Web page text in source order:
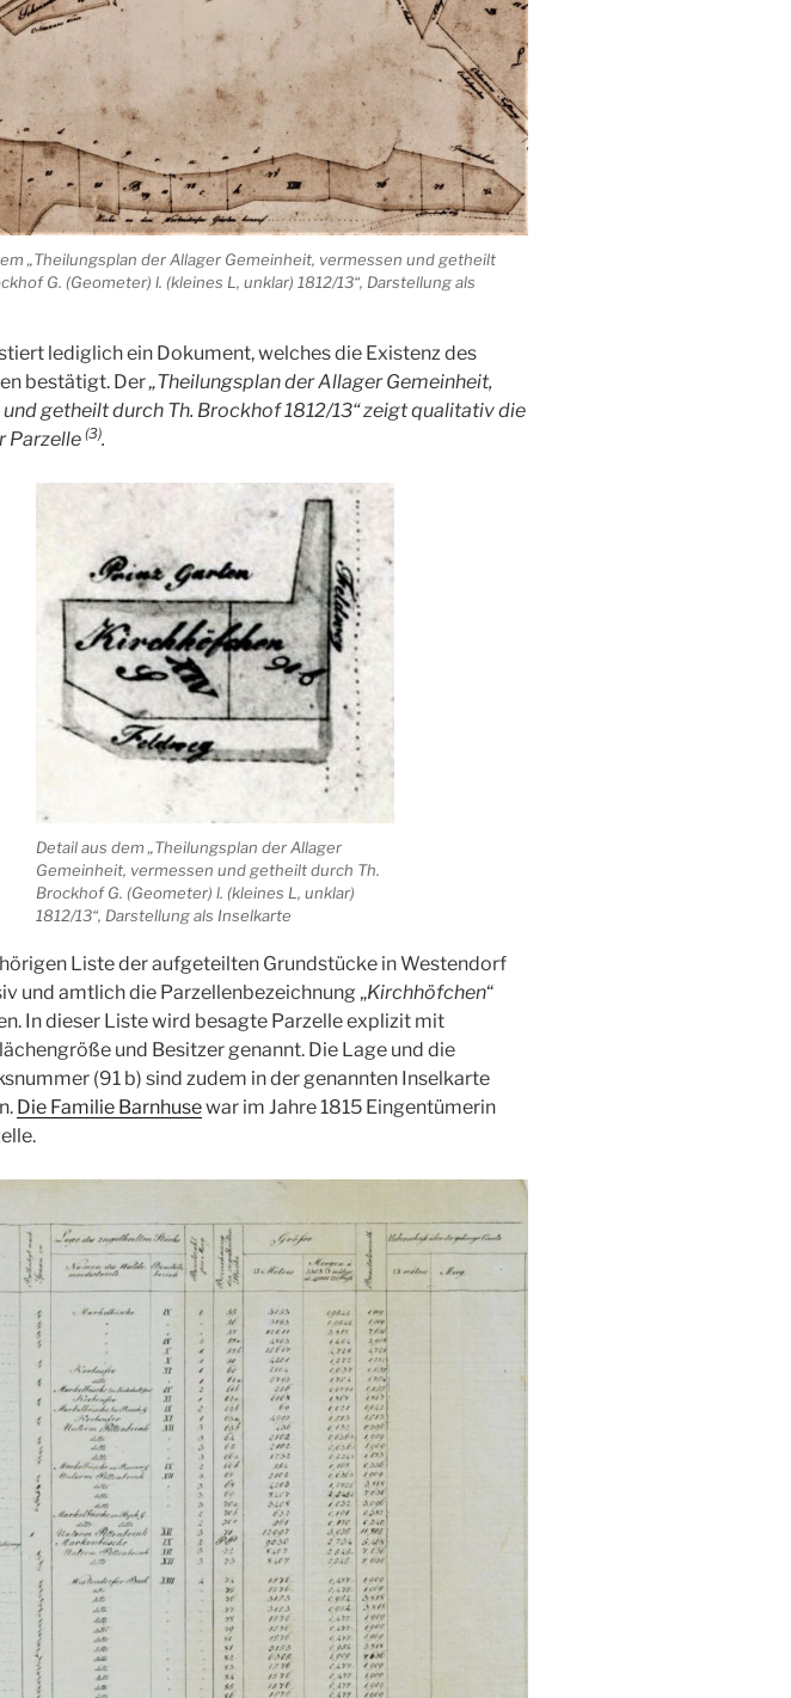
„Theilungsplan der Allager Gemeinheit, vermessen und getheilt
G. (Geometer) l. (kleines L, unklar) 1812/13“, Darstellung als
lediglich ein Dokument, welches die Existenz des
bestätigt. Der„Theilungsplan der Allager Gemeinheit,
getheilt durch Th. Brockhof 1812/13“ zeigt qualitativ die
Parzelle(3).
Detail aus dem „Theilungsplan der Allager
Gemeinheit, vermessen und getheilt durch Th.
Brockhof G. (Geometer) l. (kleines L, unklar)
1812/13“, Darstellung als Inselkarte
Liste der aufgeteilten Grundstücke in Westendorf
und amtlich die Parzellenbezeichnung „Kirchhöfchen“
In dieser Liste wird besagte Parzelle explizit mit
und Besitzer genannt. Die Lage und die
(91 b) sind zudem in der genannten Inselkarte
Die Familie Barnhusewar im Jahre 1815 Eingentümerin